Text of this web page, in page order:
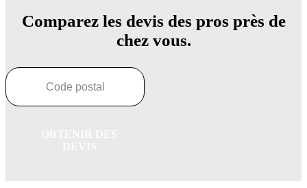
Comparez les devis des pros près de
chez vous.